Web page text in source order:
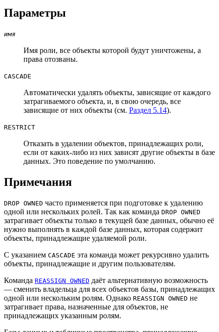
Параметры
имя
Имя роли, все объекты которой будут уничтожены, а
права отозваны.
CASCADE
Автоматически удалять объекты, зависящие от каждого
затрагиваемого объекта, и, в свою очередь, все
зависящие от них объекты (см. Раздел 5.14).
RESTRICT
Отказать в удалении объектов, принадлежащих роли,
если от каких-либо из них зависят другие объекты в базе
данных. Это поведение по умолчанию.
Примечания
DROP OWNED часто применяется при подготовке к удалению
одной или нескольких ролей. Так как команда DROP OWNED
затрагивает объекты только в текущей базе данных, обычно её
нужно выполнять в каждой базе данных, которая содержит
объекты, принадлежащие удаляемой роли.
С указанием CASCADE эта команда может рекурсивно удалить
объекты, принадлежащие и другим пользователям.
Команда REASSIGN OWNED даёт альтернативную возможность
— сменить владельца для всех объектов базы, принадлежащих
одной или нескольким ролям. Однако REASSIGN OWNED не
затрагивает права, назначенные для объектов, не
принадлежащих указанным ролям.